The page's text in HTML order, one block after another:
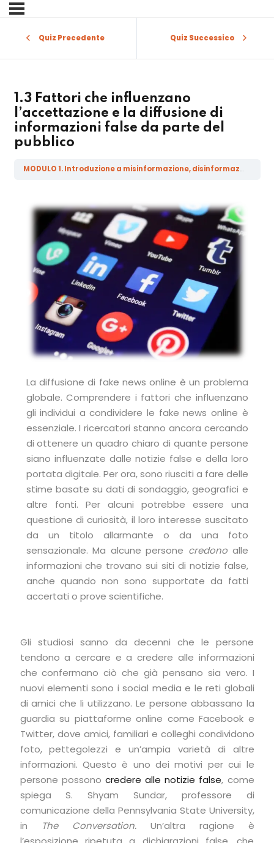
Quiz Precedente Quiz Successico
1.3 Fattori che influenzano
l’accettazione e la diffusione di
informazioni false da parte del
pubblico
MODULO 1. Introduzione a misinformazione, disinformazione, malinformazione e fake news
La diffusione di fake news online è un problema
globale. Comprendere i fattori che influenzano
gli individui a condividere le fake news online è
essenziale. I ricercatori stanno ancora cercando
di ottenere un quadro chiaro di quante persone
siano influenzate dalle notizie false e della loro
portata digitale. Per ora, sono riusciti a fare delle
stime basate su dati di sondaggio, geografici e
altre fonti. Per alcuni potrebbe essere una
questione di curiosità, il loro interesse suscitato
da un titolo allarmante o da una foto
sensazionale. Ma alcune persone credono alle
informazioni che trovano sui siti di notizie false,
anche quando non sono supportate da fatti
accertati o prove scientifiche.
Gli studiosi sanno da decenni che le persone
tendono a cercare e a credere alle informazioni
che confermano ciò che già pensano sia vero. I
nuovi elementi sono i social media e le reti globali
di amici che li utilizzano. Le persone abbassano la
guardia su piattaforme online come Facebook e
Twitter, dove amici, familiari e colleghi condividono
foto, pettegolezzi e un’ampia varietà di altre
informazioni. Questo è uno dei motivi per cui le
persone possono credere alle notizie false, come
spiega S. Shyam Sundar, professore di
comunicazione della Pennsylvania State University,
in
The Conversation. Un’altra ragione è
Remember me Lost your password?